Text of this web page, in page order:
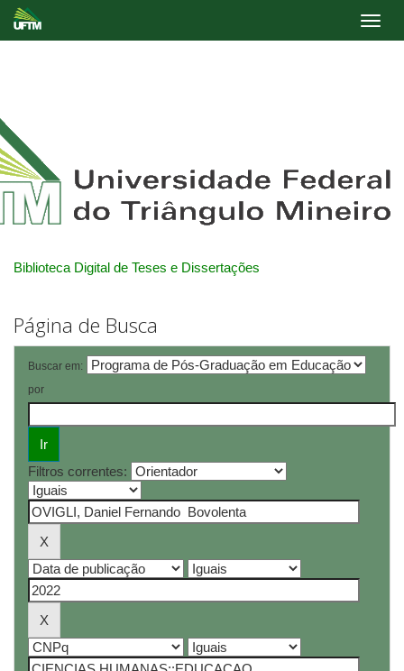
Biblioteca Digital de Teses e Dissertações
Página de Busca
Buscar em:
por
Filtros correntes: